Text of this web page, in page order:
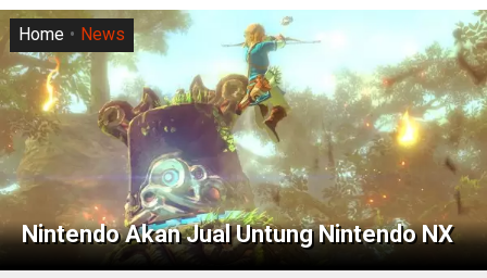
Nintendo Akan Jual Untung Nintendo NX
Home News